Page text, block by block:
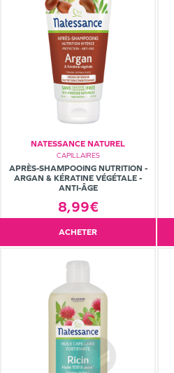
NATESSANCE NATUREL
CAPILLAIRES
APRÈS-SHAMPOOING NUTRITION -
ARGAN & KÉRATINE VÉGÉTALE -
ANTI-ÂGE
8,99€
ACHETER